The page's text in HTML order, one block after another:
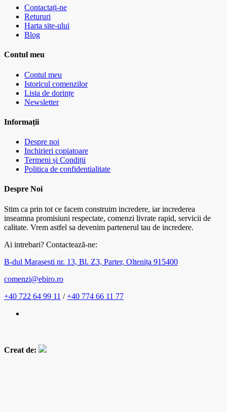
Contactați-ne
Retururi
Harta site-ului
Blog
Contul meu
Contul meu
Istoricul comenzilor
Lista de dorințe
Newsletter
Informații
Despre noi
Inchirieri copiatoare
Termeni și Condiții
Politica de confidentialitate
Despre Noi
Stim ca prin tot ce facem construim incredere, iar increderea
inseamna promisiuni respectate, comenzi livrate rapid, servicii de
calitate. Vrem astfel sa devenim partenerul tau de incredere.
Ai intrebari? Contactează-ne:
B-dul Marasesti nr. 13, Bl. Z3, Parter, Oltenița 915400
comenzi@ebiro.ro
+40 722 64 99 11 /+40 774 66 11 77
Creat de: